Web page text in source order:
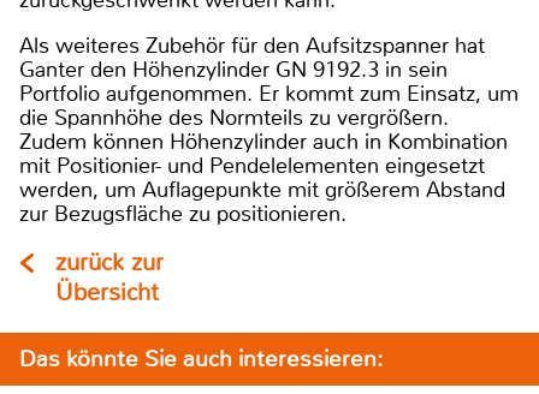
Als weiteres Zubehör für den Aufsitzspanner hat
Ganter den Höhenzylinder GN 9192.3 in sein
Portfolio aufgenommen. Er kommt zum Einsatz, um
die Spannhöhe des Normteils zu vergrößern.
Zudem können Höhenzylinder auch in Kombination
mit Positionier- und Pendelelementen eingesetzt
werden, um Auflagepunkte mit größerem Abstand
zur Bezugsfläche zu positionieren.
zurück zur
Übersicht
Das könnte Sie auch interessieren: